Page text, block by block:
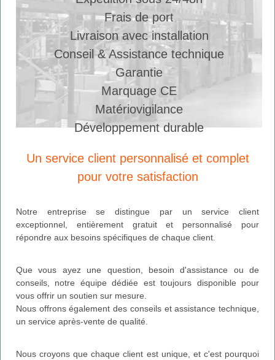
Frais de port
Livraison avec installation
Conseil & Assistance technique
Garantie
Marquage CE
Matériovigilance
Développement durable
Un service client personnalisé et complet
pour votre satisfaction
Notre entreprise se distingue par un service client
exceptionnel, entièrement gratuit et personnalisé pour
répondre aux besoins spécifiques de chaque client.
Que vous ayez une question, besoin d'assistance ou de
conseils, notre équipe dédiée est toujours disponible pour
vous offrir un soutien sur mesure.
Nous offrons également des conseils et assistance technique,
un service après-vente de qualité.
Nous croyons que chaque client est unique, et c'est pourquoi